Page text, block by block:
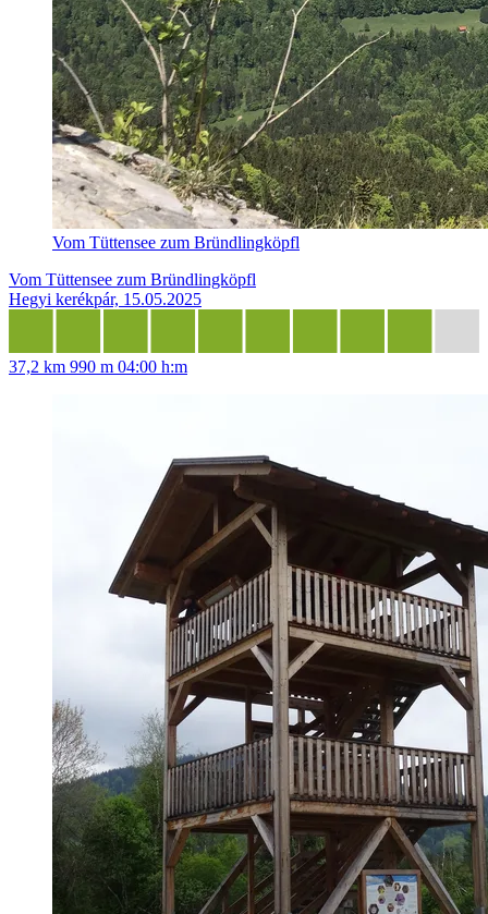
Vom Tüttensee zum Bründlingköpfl
Vom Tüttensee zum Bründlingköpfl
Hegyi kerékpár, 15.05.2025
37,2 km 990 m 04:00 h:m